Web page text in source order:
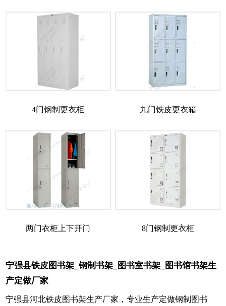
4门钢制更衣柜 九门铁皮更衣箱
两门衣柜上下开门 8门钢制更衣柜
宁强县铁皮图书架_钢制书架_图书室书架_图书馆书架生
产定做厂家
宁强县河北铁皮图书架生产厂家，专业生产定做钢制图书